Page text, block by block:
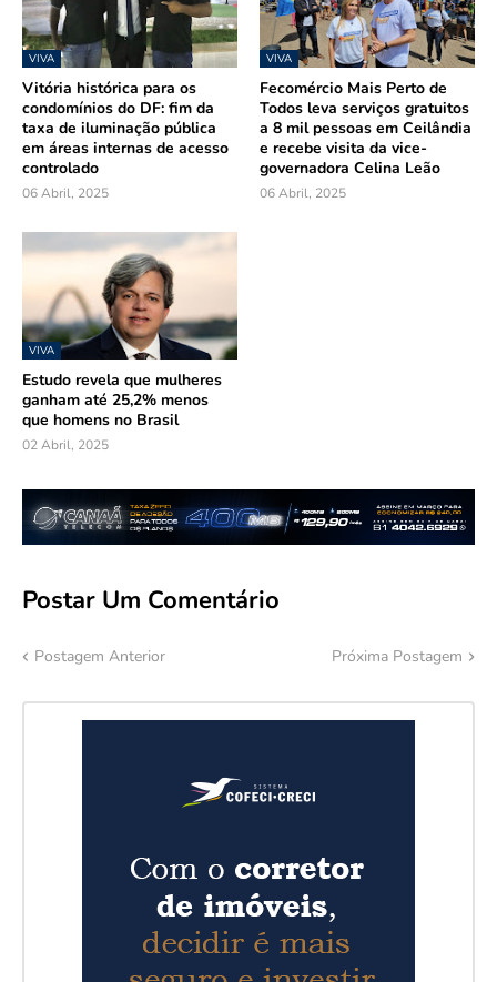
VIVA
Vitória histórica para os
condomínios do DF: fim da
taxa de iluminação pública
em áreas internas de acesso
controlado
06 Abril, 2025
VIVA
Fecomércio Mais Perto de
Todos leva serviços gratuitos
a 8 mil pessoas em Ceilândia
e recebe visita da vice-
governadora Celina Leão
06 Abril, 2025
VIVA
Estudo revela que mulheres
ganham até 25,2% menos
que homens no Brasil
02 Abril, 2025
Postar Um Comentário
Postagem Anterior Próxima Postagem